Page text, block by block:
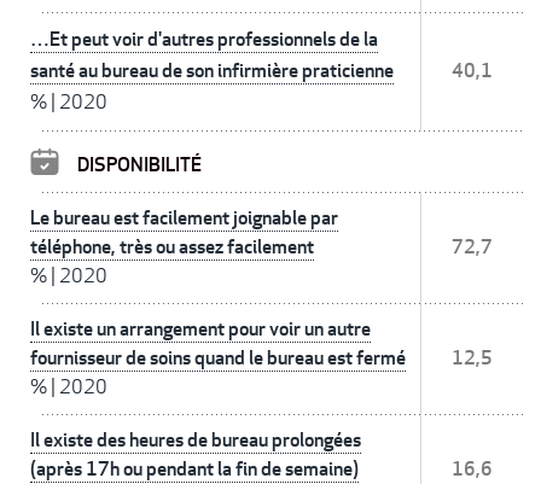
…Et peut voir d'autres professionnels de la
santé au bureau de son infirmière praticienne
% 2020
40,1
DISPONIBILITÉ
Le bureau est facilement joignable par
téléphone, très ou assez facilement
% 2020
72,7
Il existe un arrangement pour voir un autre
fournisseur de soins quand le bureau est fermé
% 2020
12,5
Il existe des heures de bureau prolongées
(après 17h ou pendant la fin de semaine)
16,6